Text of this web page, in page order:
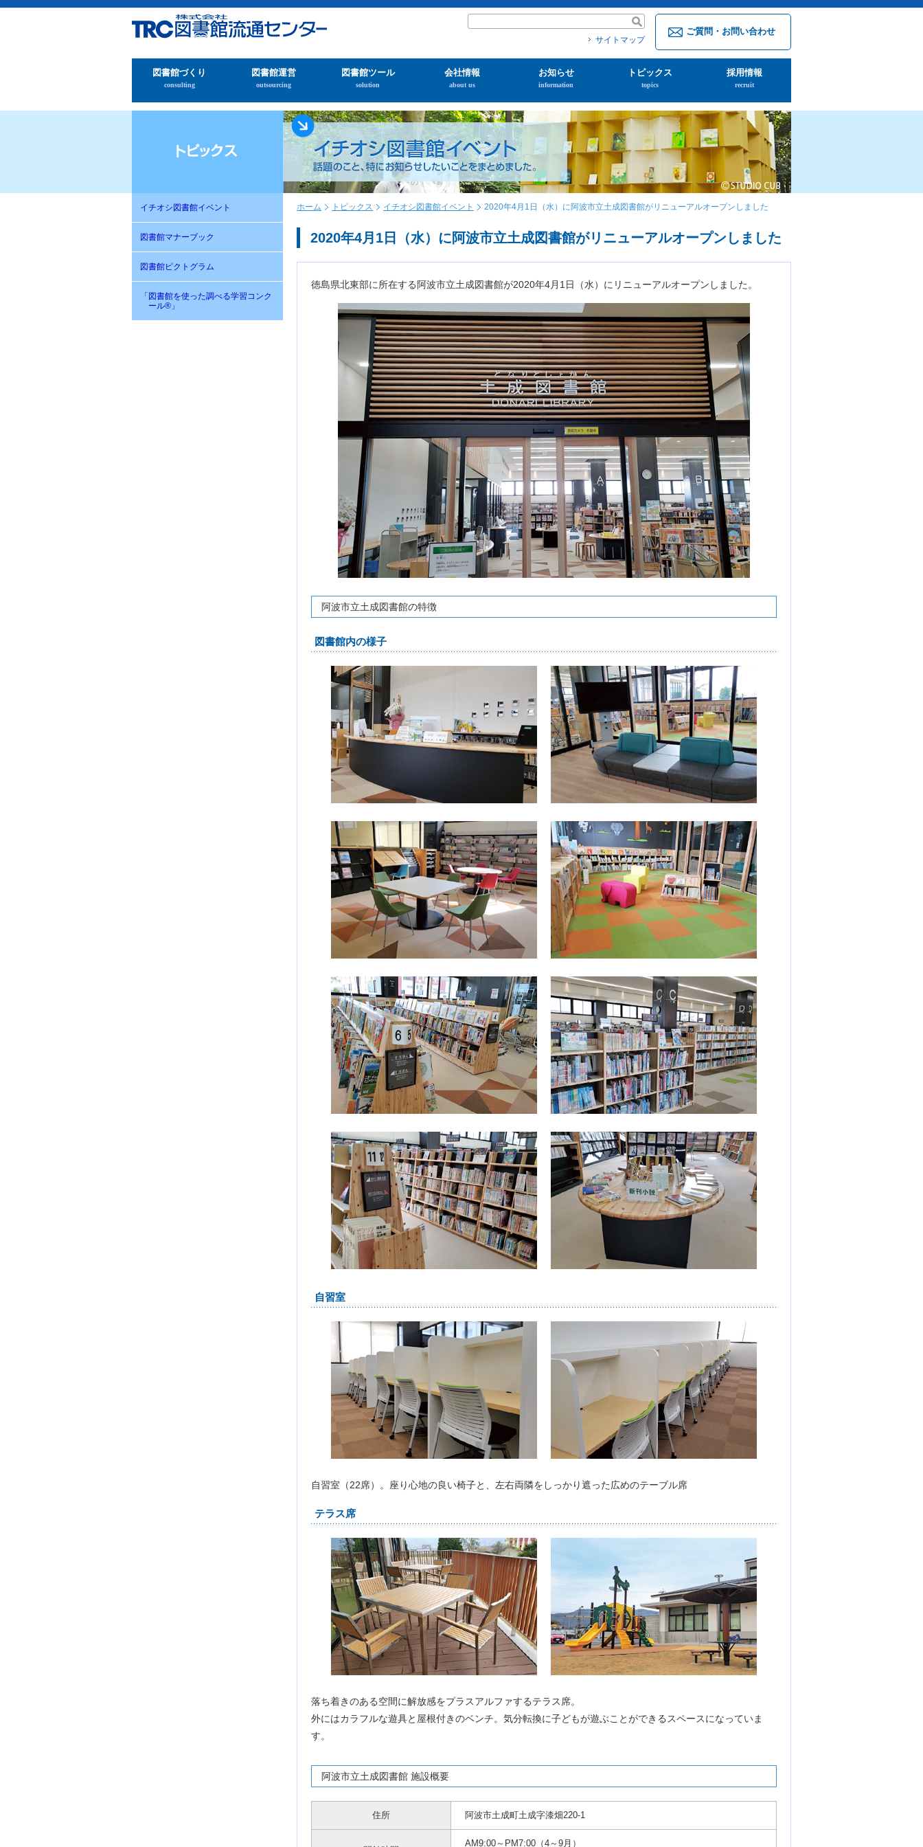
ご質問・お問い合わせ
サイトマップ
図書館づくり
consulting
図書館運営
outsourcing
図書館ツール
solution
会社情報
about us
お知らせ
information
トピックス
topics
採用情報
recruit
イチオシ図書館イベント
図書館マナーブック
図書館ピクトグラム
「図書館を使った調べる学習コンク
ール®」
ホーム トピックス イチオシ図書館イベント 2020年4月1日（水）に阿波市立土成図書館がリニューアルオープンしました
2020年4月1日（水）に阿波市立土成図書館がリニューアルオープンしました
徳島県北東部に所在する阿波市立土成図書館が2020年4月1日（水）にリニューアルオープンしました。
阿波市立土成図書館の特徴
図書館内の様子
自習室
自習室（22席）。座り心地の良い椅子と、左右両隣をしっかり遮った広めのテーブル席
テラス席
落ち着きのある空間に解放感をプラスアルファするテラス席。
外にはカラフルな遊具と屋根付きのベンチ。気分転換に子どもが遊ぶことができるスペースになっていま
す。
阿波市立土成図書館 施設概要
住所 阿波市土成町土成字漆畑220-1
AM9:00～PM7:00（4～9月）